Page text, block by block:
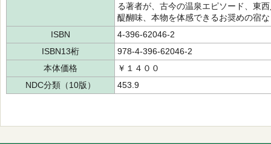
る著者が、古今の温泉エピソード、東
醍醐味、本物を体感できるお奨めの宿
ISBN
4-396-62046-2
ISBN13桁
978-4-396-62046-2
本体価格
￥１４００
NDC分類（10版）
453.9